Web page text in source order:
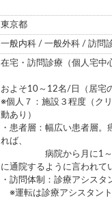
東京都
一般内科 / 一般外科 / 訪問
在宅・訪問診療（個人宅中
およそ10～12名/日（居宅
※個人７：施設３程度（ク
動あり）
・患者層：幅広い患者層。
れば、
病院から月に1～2
に通院するように言われて
・訪問体制：診療アシスタ
※運転は診療アシスタン